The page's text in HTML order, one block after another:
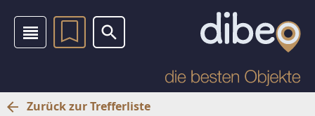
Zurück zur Trefferliste